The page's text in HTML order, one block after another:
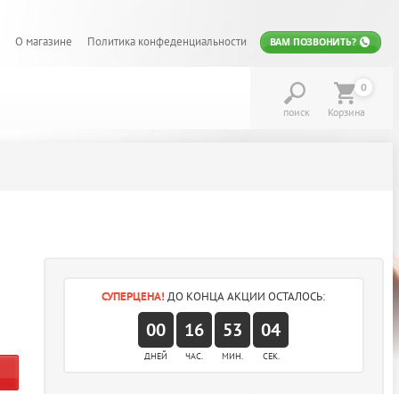
О магазине Политика конфеденциальности ВАМ ПОЗВОНИТЬ?
поиск
0
Корзина
СУПЕРЦЕНА! ДО КОНЦА АКЦИИ ОСТАЛОСЬ:
00 16 53 04
ДНЕЙ ЧАС. МИН. СЕК.